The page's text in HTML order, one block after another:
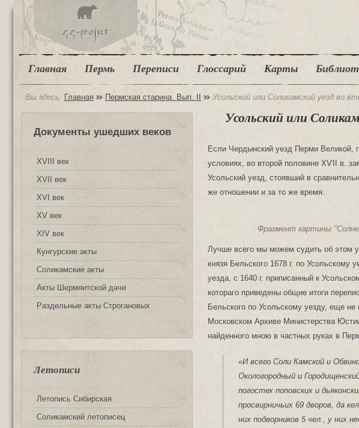
Главная Пермь Переписи Глоссарий Карты
Вы здесь: Главная Пермская старина. Вып. II Усольский или Соликамский уезд во
Документы ушедших веков
XVIII век
XVII век
XVI век
XV век
XIV век
Кунгурские акты
Соликамские акты
Акты Шермяитской дачи
Раздельные акты Строгановых
Летописи
Летопись Сибирская
Соликамский летописец
Усольский или
Если Чердынский уезд Перми Великой,
условиях, во второй половине ХѴІІ в.
Усольский уезд, стоявший в
же отношении и за то же время.
Фрагмент картины
Лучше всего мы можем судить об этом
князя Бельского 1678 г. по Усольскому
уезда, с 1640 г. приписанный к
котораго приведены общие итоги
Бельского по Усольскому уезду, еще
Московском Архиве Министерства
найденного мною в частных руках в
«И всего Соли Камской и
Окологородный и
погостех поповских и
просвирничьих 69 дворов, да
них подворников 5 чел., у них